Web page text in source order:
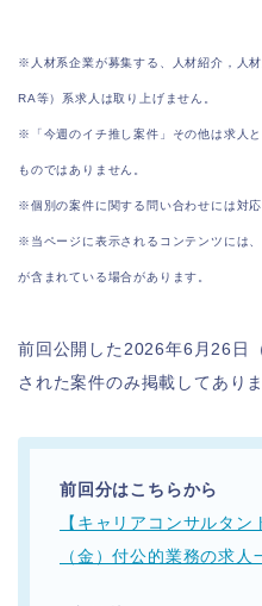
※人材系企業が募集する、人材紹介，人
RA等）系求人は取り上げません。
※「今週のイチ推し案件」その他は求人
ものではありません。
※個別の案件に関する問い合わせには対応
※当ページに表示されるコンテンツには
が含まれている場合があります。
前回公開した2026年6月26日
された案件のみ掲載してありま
前回分はこちらから
【キャリアコンサルタ
（金）付公的業務の求人